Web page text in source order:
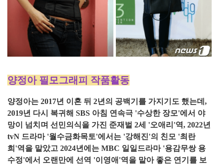
양정아 필모그래피 작품활동
양정아는 2017년 이혼 뒤 2년의 공백기를 가지기도 했는데,
2019년 다시 복귀해 SBS 아침 연속극 '수상한 장모'에서 야
망이 넘치며 선민의식을 가진 준재벌 2세 '오애리'역, 2022년
tvN 드라마 '월수금화목토'에서는 '강해진'의 친모 '최란
희'역을 맡았고 2024년에는 MBC 일일드라마 '용감무쌍 용
수정'에서 오랜만에 선역 '이영애'역을 맡아 좋은 연기를 보